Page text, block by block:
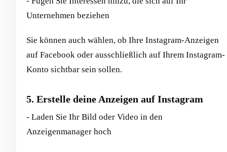
Unternehmen beziehen
Sie können auch wählen, ob Ihre Instagram-Anzeigen
auf Facebook oder ausschließlich auf Ihrem Instagram-
Konto sichtbar sein sollen.
5. Erstelle deine Anzeigen auf Instagram
- Laden Sie Ihr Bild oder Video in den
Anzeigenmanager hoch